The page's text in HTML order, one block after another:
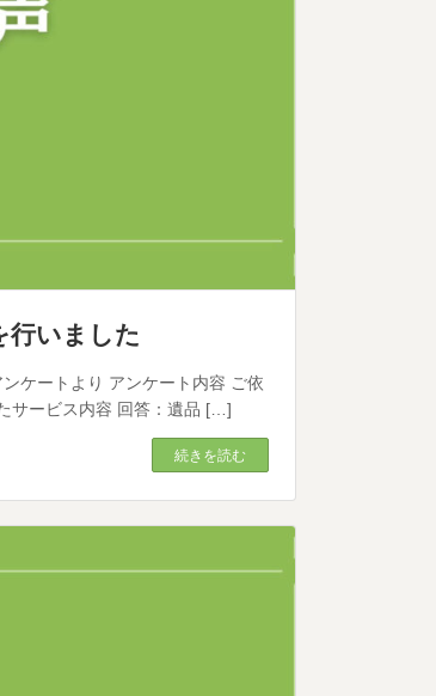
行いました
ケートより アンケート内容 ご依
サービス内容 回答：遺品 […]
続きを読む